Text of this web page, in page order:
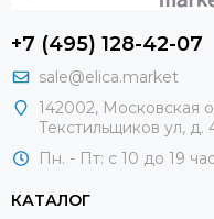
+7 (495) 128-42-07
sale@elica.market
142002, Московская
Текстильщиков ул, д.
Пн. - Пт: с 10 до 19
КАТАЛОГ